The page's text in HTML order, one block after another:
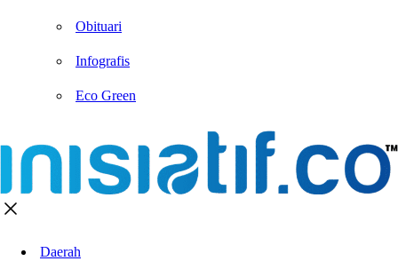
Obituari
Infografis
Eco Green
Daerah